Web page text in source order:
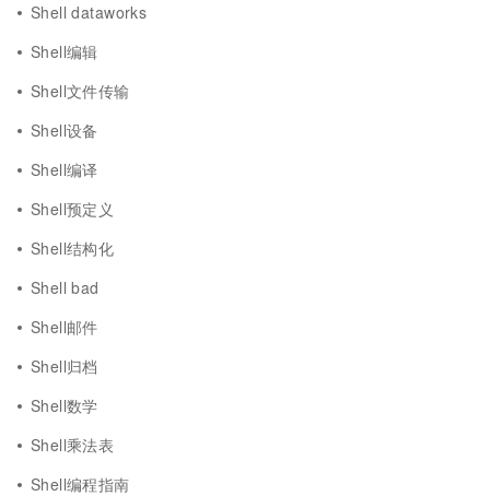
Shell dataworks
Shell编辑
Shell文件传输
Shell设备
Shell编译
Shell预定义
Shell结构化
Shell bad
Shell邮件
Shell归档
Shell数学
Shell乘法表
Shell编程指南